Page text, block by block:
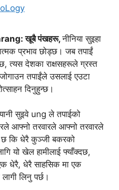
खूबै पंखहरू,नीनिया सुइहा
प्रभाव छोड्छ। जब तपाईं
त्यस देशका राक्षसहरूले ग्रस्त
तपाईंले उसलाई एउटा
दिनुहुन्छ।
सुइवे ung ले तपाईको
आफ्नो तरवारले आफ्नो तरवारले
छ कि धेरै कुञ्जी बकरको
यो खेल हामीलाई फ्याँक्दछ,
धेरै, धेरै साहसिक मा एक
लिनु पर्छ।